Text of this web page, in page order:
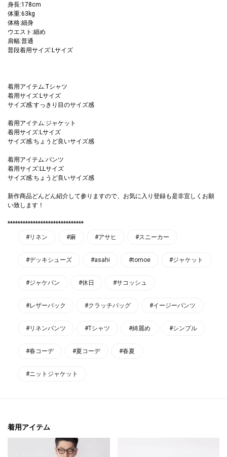
身長:178cm
体重:63kg
体格:細身
ウエスト:細め
肩幅:普通
普段着用サイズ:Lサイズ
着用アイテム:Tシャツ
着用サイズ:Lサイズ
サイズ感:すっきり目のサイズ感
着用アイテム:ジャケット
着用サイズ:Lサイズ
サイズ感:ちょうど良いサイズ感
着用アイテム:パンツ
着用サイズ:LLサイズ
サイズ感:ちょうど良いサイズ感
新作商品どんどん紹介して参りますので、お気に入り登録も是非宜しくお願
い致します！
******************************
#リネン
#麻 #アサヒ #スニーカー
#デッキシューズ #asahi #tomoe #ジャケット
#ジャケパン #休日 #サコッシュ
#レザーバック #クラッチバッグ #イージーパンツ
#リネンパンツ #Tシャツ #綺麗め #シンプル
#春コーデ #夏コーデ #春夏
#ニットジャケット
着用アイテム